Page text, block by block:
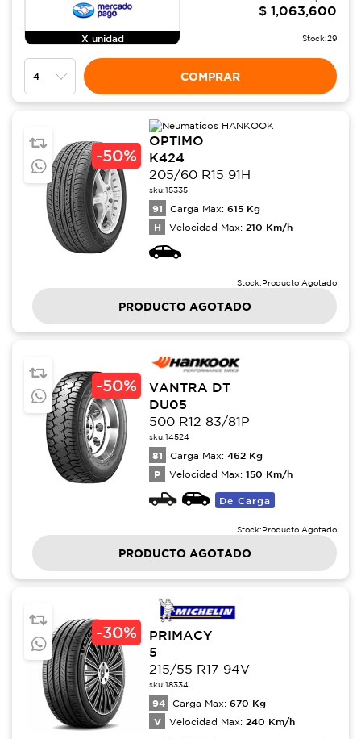
X unidad
$ 1,063,600
Stock:29
COMPRAR
-50%
OPTIMO
K424
205/60 R15 91H
sku:15335
91 Carga Max: 615 Kg
H Velocidad Max: 210 Km/h
Stock:Producto Agotado
PRODUCTO AGOTADO
-50%
VANTRA DT
DU05
500 R12 83/81P
sku:14524
81 Carga Max: 462 Kg
P Velocidad Max: 150 Km/h
De Carga
Stock:Producto Agotado
PRODUCTO AGOTADO
-30%
PRIMACY
5
215/55 R17 94V
sku:18334
94 Carga Max: 670 Kg
V Velocidad Max: 240 Km/h